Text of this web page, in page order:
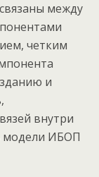
между
четким
и
внутри
модели ИБОП